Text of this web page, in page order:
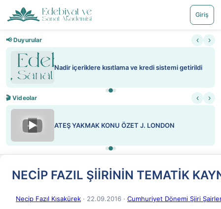
Giriş
📢 Duyurular ‹ ›
Nadir içeriklere kısıtlama ve kredi sistemi getirildi
🎬 Videolar ‹ ›
▶ ATEŞ YAKMAK KONU ÖZET J. LONDON
NECİP FAZIL ŞİİRİNİN TEMATİK
Necip Fazıl Kısakürek · 22.09.2016 · Cumhuriyet Dönemi Şiiri